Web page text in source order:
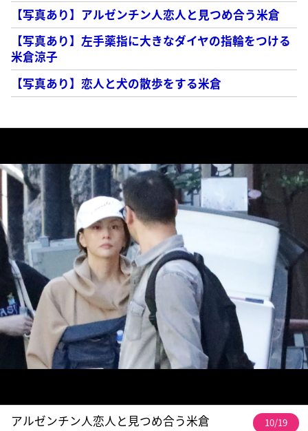
【写真あり】アルゼンチン人恋人と見つめ合う米倉
【写真あり】左手薬指に大きなダイヤの指輪をつける
米倉涼子
【写真あり】恋人と犬の散歩をする米倉
アルゼンチン人恋人と見つめ合う米倉 10/19